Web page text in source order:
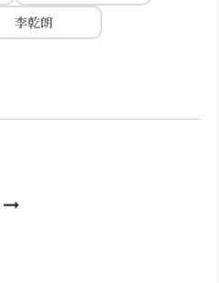
李乾朗